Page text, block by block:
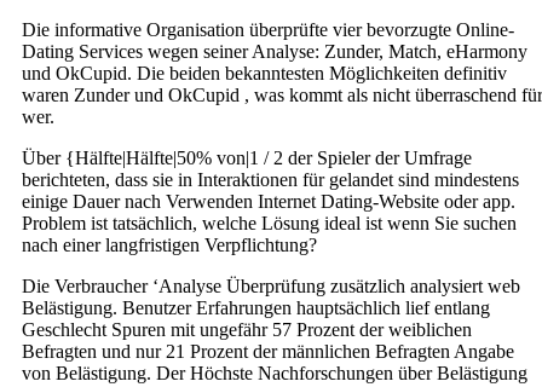
Die informative Organisation überprüfte vier bevorzugte Online-
Dating Services wegen seiner Analyse: Zunder, Match, eHarmony
und OkCupid. Die beiden bekanntesten Möglichkeiten definitiv
waren Zunder und OkCupid , was kommt als nicht überraschend für
wer.
Über {Hälfte|Hälfte|50% von|1 / 2 der Spieler der Umfrage
berichteten, dass sie in Interaktionen für gelandet sind mindestens
einige Dauer nach Verwenden Internet Dating-Website oder app.
Problem ist tatsächlich, welche Lösung ideal ist wenn Sie suchen
nach einer langfristigen Verpflichtung?
Die Verbraucher ‘Analyse Überprüfung zusätzlich analysiert web
Belästigung. Benutzer Erfahrungen hauptsächlich lief entlang
Geschlecht Spuren mit ungefähr 57 Prozent der weiblichen
Befragten und nur 21 Prozent der männlichen Befragten Angabe
von Belästigung. Der Höchste Nachforschungen über Belästigung